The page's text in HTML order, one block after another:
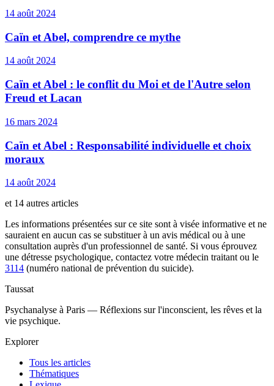
14 août 2024
Caïn et Abel, comprendre ce mythe
14 août 2024
Caïn et Abel : le conflit du Moi et de l'Autre selon
Freud et Lacan
16 mars 2024
Caïn et Abel : Responsabilité individuelle et choix
moraux
14 août 2024
et 14 autres articles
Les informations présentées sur ce site sont à visée informative et ne
sauraient en aucun cas se substituer à un avis médical ou à une
consultation auprès d'un professionnel de santé. Si vous éprouvez
une détresse psychologique, contactez votre médecin traitant ou le
3114 (numéro national de prévention du suicide).
Taussat
Psychanalyse à Paris — Réflexions sur l'inconscient, les rêves et la
vie psychique.
Explorer
Tous les articles
Thématiques